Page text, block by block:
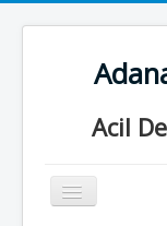
Acil
Gezinme
geçişini